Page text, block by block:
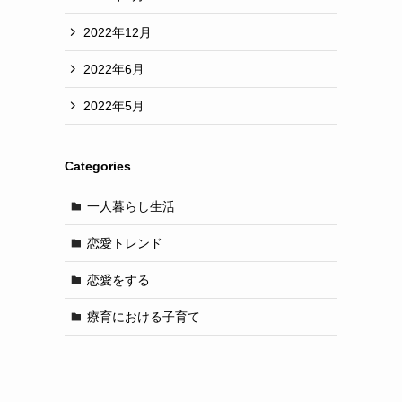
2022年12月
2022年6月
2022年5月
Categories
一人暮らし生活
恋愛トレンド
恋愛をする
療育における子育て